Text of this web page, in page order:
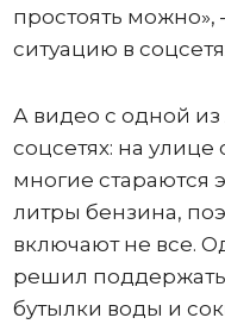
простоять
ситуацию в
А видео с одной
соцсетях: на улице
многие стараются
литры бензина,
включают не все.
решил
бутылки воды и